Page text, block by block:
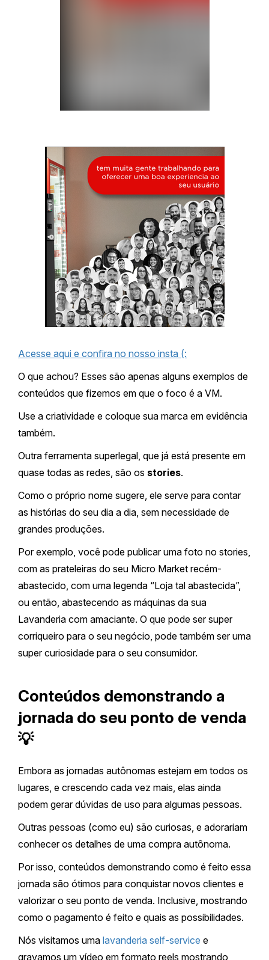
Acesse aqui e confira no nosso insta (:
O que achou? Esses são apenas alguns exemplos de
conteúdos que fizemos em que o foco é a VM.
Use a criatividade e coloque sua marca em evidência
também.
Outra ferramenta superlegal, que já está presente em
quase todas as redes, são os stories.
Como o próprio nome sugere, ele serve para contar
as histórias do seu dia a dia, sem necessidade de
grandes produções.
Por exemplo, você pode publicar uma foto no stories,
com as prateleiras do seu Micro Market recém-
abastecido, com uma legenda “Loja tal abastecida”,
ou então, abastecendo as máquinas da sua
Lavanderia com amaciante. O que pode ser super
corriqueiro para o seu negócio, pode também ser uma
super curiosidade para o seu consumidor.
Conteúdos demonstrando a
jornada do seu ponto de venda
💡
Embora as jornadas autônomas estejam em todos os
lugares, e crescendo cada vez mais, elas ainda
podem gerar dúvidas de uso para algumas pessoas.
Outras pessoas (como eu) são curiosas, e adorariam
conhecer os detalhes de uma compra autônoma.
Por isso, conteúdos demonstrando como é feito essa
jornada são ótimos para conquistar novos clientes e
valorizar o seu ponto de venda. Inclusive, mostrando
como o pagamento é feito e quais as possibilidades.
Nós visitamos uma lavanderia self-service e
gravamos um vídeo em formato reels mostrando